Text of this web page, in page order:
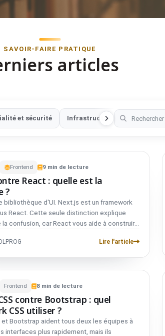
SAVOIR-FAIRE PRATIQUE
articles
et sécurité Infrastructure web
Frontend 9 min de lecture
React : quelle est la
?
bibliothèque d'UI. Next.js est un framework
React. Cette seule distinction explique
confusion, car React vous aide à construire
les fonctionnalités serveur,Lire l'article
Frontend 8 min de lecture
contre Bootstrap : quel
CSS utiliser ?
et Bootstrap aident tous deux les équipes à
interfaces plus rapidement, mais ils